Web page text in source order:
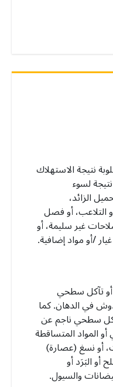
نتيجة الاستهلاك
لسوء
الزائد،
التلاعب، أو فصل
غير سليمة، أو
/أو مواد إضافية.
أو تآكل سطحي
في الدهان. كما
سطحي ناجم عن
المواد المتساقطة
أو نسغ (عصارة)
أو البَرَد أو
والسيول.